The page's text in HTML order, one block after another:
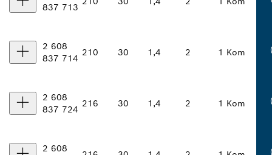
837 713
2 608
837 714
210 30 1,4 2 1 Kom
2 608
837 724
216 30 1,4 2 1 Kom
2 608